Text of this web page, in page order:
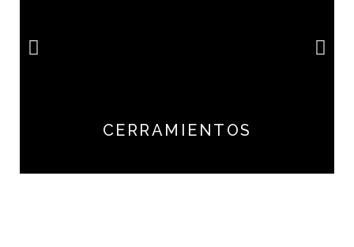
CERRAMIENTOS